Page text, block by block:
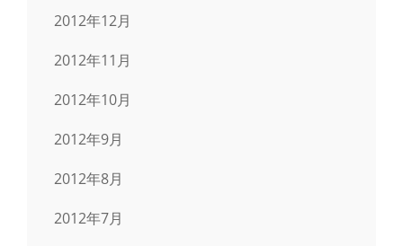
2012年12月
2012年11月
2012年10月
2012年9月
2012年8月
2012年7月